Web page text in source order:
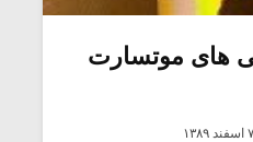
های موتسارت
۷ اسفند ۱۳۸۹